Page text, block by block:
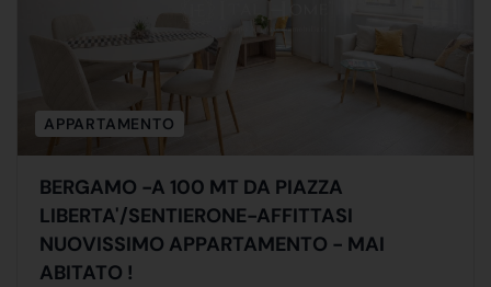
APPARTAMENTO
BERGAMO -A 100 MT DA PIAZZA
LIBERTA'/SENTIERONE-AFFITTASI
NUOVISSIMO APPARTAMENTO - MAI
ABITATO !